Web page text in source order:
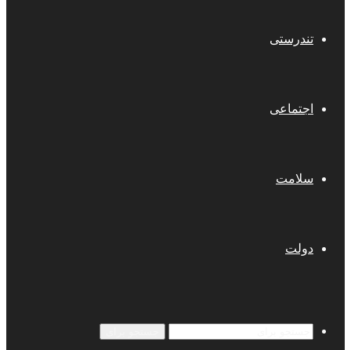
تندرستی
اجتماعی
سلامت
دولت